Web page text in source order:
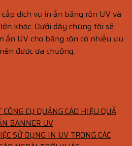
dịch vụ in ấn băng rôn UV và
khác. Dưới đây chúng tôi sẽ
ấn UV cho băng rôn có nhiều ưu
được ưa chuộng.
CỤ QUẢNG CÁO HIỆU QUẢ
BANNER UV
SỬ DỤNG IN UV TRONG CÁC